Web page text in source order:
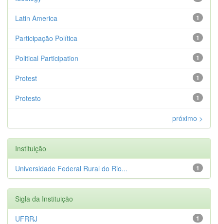
1
Latin America
1
Participação Política
1
Political Participation
1
Protest
1
Protesto
próximo >
Instituição
1
Universidade Federal Rural do Rio...
Sigla da Instituição
1
UFRRJ